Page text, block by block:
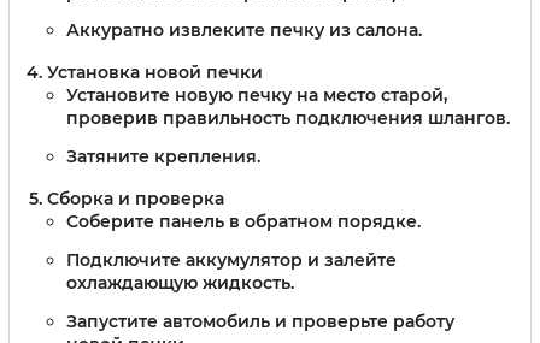
Аккуратно извлеките печку из салона.
Установка новой печки
Установите новую печку на место старой,
проверив правильность подключения шлангов.
Затяните крепления.
Сборка и проверка
Соберите панель в обратном порядке.
Подключите аккумулятор и залейте
охлаждающую жидкость.
Запустите автомобиль и проверьте работу